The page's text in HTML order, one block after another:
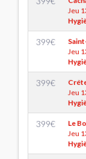
Jeu
399€
Jeu
399€
Jeu
399€
Le
Jeu